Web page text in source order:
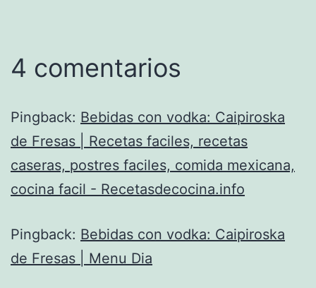
4 comentarios
Pingback: Bebidas con vodka: Caipiroska
de Fresas | Recetas faciles, recetas
caseras, postres faciles, comida mexicana,
cocina facil - Recetasdecocina.info
Pingback: Bebidas con vodka: Caipiroska
de Fresas | Menu Dia